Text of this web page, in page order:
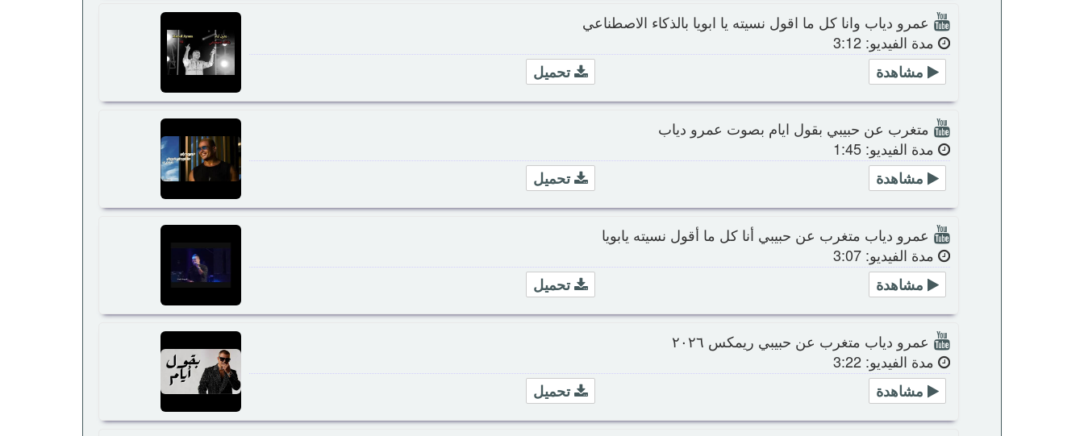
عمرو دياب وانا كل ما اقول نسيته يا ابويا بالذكاء الاصطناعي
مدة الفيديو: 3:12
تحميل
مشاهدة
متغرب عن حبيبي بقول ايام بصوت عمرو دياب
مدة الفيديو: 1:45
تحميل
مشاهدة
عمرو دياب متغرب عن حبيبي أنا كل ما أقول نسيته يابويا
مدة الفيديو: 3:07
تحميل
مشاهدة
عمرو دياب متغرب عن حبيبي ريمكس ٢٠٢٦
مدة الفيديو: 3:22
تحميل
مشاهدة